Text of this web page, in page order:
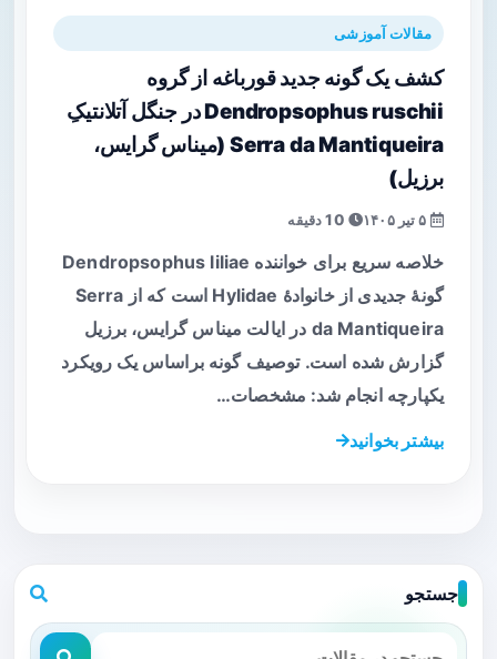
مقالات آموزشی
کشف یک گونه جدید قورباغه‌ از گروه
Dendropsophus ruschii در جنگل آتلانتیکِ
Serra da Mantiqueira (میناس گرایس،
برزیل)
خلاصه سریع برای خواننده Dendropsophus liliae
گونهٔ جدیدی از خانوادهٔ Hylidae است که از Serra
da Mantiqueira در ایالت میناس گرایس، برزیل
گزارش شده است. توصیف گونه براساس یک رویکرد
یکپارچه انجام شد: مشخصات…
بیشتر بخوانید
جستجو